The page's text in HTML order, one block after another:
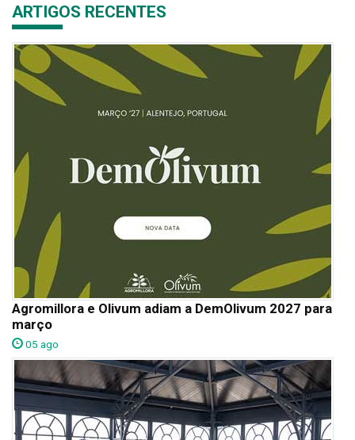
ARTIGOS RECENTES
Agromillora e Olivum adiam a DemOlivum 2027 para
março
05 ago